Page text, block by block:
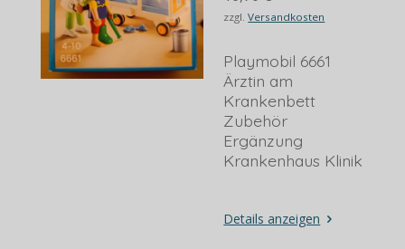
zzgl.Versandkosten
Playmobil 6661
Ärztin am
Krankenbett
Zubehör
Ergänzung
Krankenhaus Klinik
Details anzeigen